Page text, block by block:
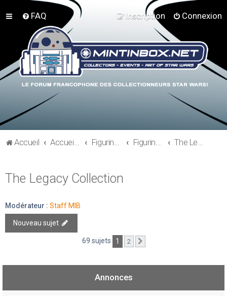
FAQ Connexion
Inscription
Accueil Accueil du forum Figurines 3"3/4, Playsets, Vaisseaux,… Figurines Actuelles The Legacy Collection
The Legacy Collection
Modérateur : Staff MIB
Nouveau sujet
69 sujets 1 2
Annonces